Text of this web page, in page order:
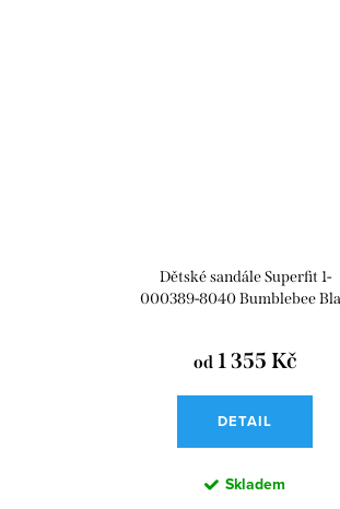
Dětské sandále Superfit 1-
000389-8040 Bumblebee
od1 355 Kč
DETAIL
Skladem